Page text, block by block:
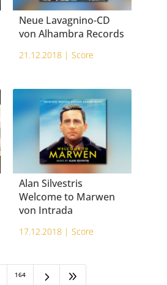
Neue Lavagnino-CD
von Alhambra Records
21.12.2018 | Score
Alan Silvestris
Welcome to Marwen
von Intrada
17.12.2018 | Score
164 5 9